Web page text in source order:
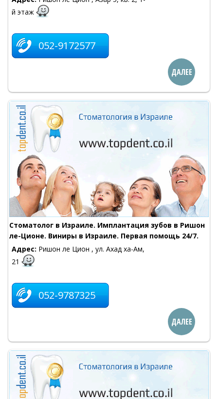
й этаж
052-9172577
ДАЛЕЕ
Стоматолог в Израиле. Имплантация зубов в Ришон
ле-Ционе. Виниры в Израиле. Первая помощь 24/7.
Адрес: Ришон ле Цион , ул. Ахад ха-Ам,
21
052-9787325
ДАЛЕЕ